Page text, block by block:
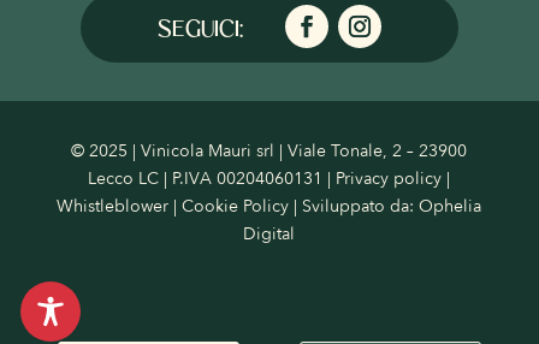
© 2025 | Vinicola Mauri srl | Viale Tonale, 2 – 23900
Lecco LC | P.IVA 00204060131 | Privacy policy |
Whistleblower |Cookie Policy | Sviluppato da:Ophelia
Digital